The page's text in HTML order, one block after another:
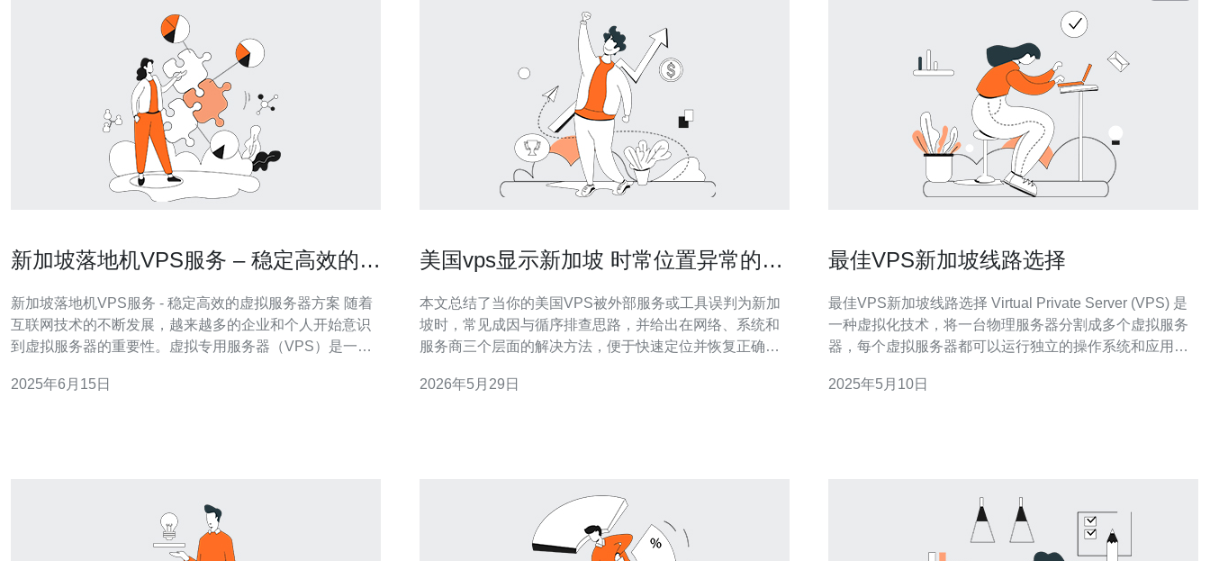
新加坡落地机VPS服务 – 稳定高效的虚
新加坡落地机VPS服务 - 稳定高效的虚拟服务器方案 随着
互联网技术的不断发展，越来越多的企业和个人开始意识
到虚拟服务器的重要性。虚拟专用服务器（VPS）是一种
操作系统和资源，为用户提供更加稳定和高效的服务。 新
2025年6月15日
美国vps显示新加坡 时常位置异常的排
本文总结了当你的美国VPS被外部服务或工具误判为新加
坡时，常见成因与循序排查思路，并给出在网络、系统和
服务商三个层面的解决方法，便于快速定位并恢复正确的
现此类VPS位置异常通常有几类原因：一是IP地址被分配
2026年5月29日
最佳VPS新加坡线路选择
最佳VPS新加坡线路选择 Virtual Private Server (VPS) 是
一种虚拟化技术，将一台物理服务器分割成多个虚拟服务
器，每个虚拟服务器都可以运行独立的操作系统和应用程
络连接速度，提高网站的访问速度和稳定性。 新加坡作为
2025年5月10日